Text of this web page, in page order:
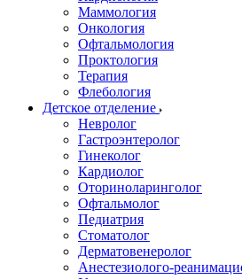
Маммология
Онкология
Офтальмология
Проктология
Терапия
Флебология
Детское отделение
Невролог
Гастроэнтеролог
Гинеколог
Кардиолог
Оториноларинголог
Офтальмолог
Педиатрия
Стоматолог
Дерматовенеролог
Анестезиолого-